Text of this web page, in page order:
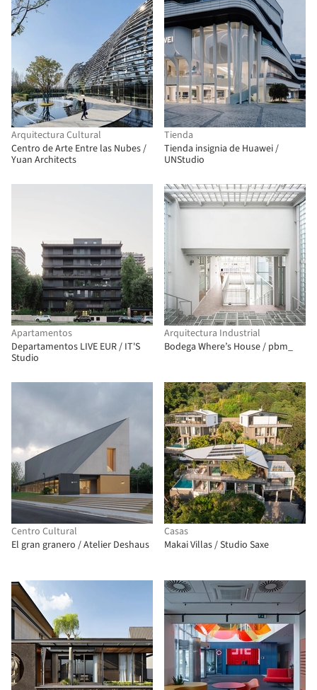
Arquitectura Cultural
Centro de Arte Entre las Nubes /
Yuan Architects
Tienda
Tienda insignia de Huawei /
UNStudio
Apartamentos
Departamentos LIVE EUR / IT'S
Studio
Arquitectura Industrial
Bodega Where’s House / pbm_
Centro Cultural
El gran granero / Atelier Deshaus
Casas
Makai Villas / Studio Saxe